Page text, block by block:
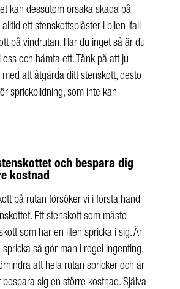
kan dessutom orsaka skada på
ett stenskottsplåster i bilen ifall
på vindrutan. Har du inget så är du
och hämta ett. Tänk på att ju
att åtgärda ditt stenskott, desto
sprickbildning, som inte kan
och bespara dig
kostnad
på rutan försöker vi i första hand
Ett stenskott som måste
som har en liten spricka i sig. Är
så gör man i regel ingenting.
att hela rutan spricker och är
sig en större kostnad. Själva